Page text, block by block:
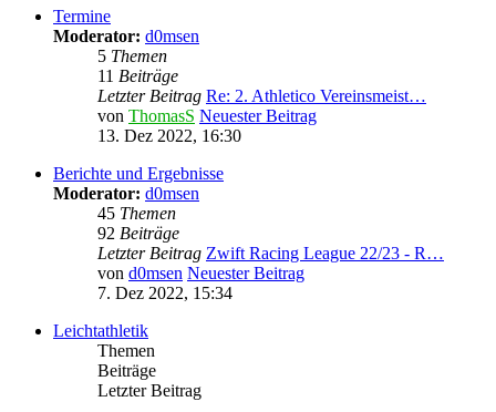
Termine
Moderator: d0msen
5 Themen
11 Beiträge
Letzter Beitrag Re: 2. Athletico Vereinsmeist…
von ThomasS Neuester Beitrag
13. Dez 2022, 16:30
Berichte und Ergebnisse
Moderator: d0msen
45 Themen
92 Beiträge
Letzter Beitrag Zwift Racing League 22/23 - R…
von d0msen Neuester Beitrag
7. Dez 2022, 15:34
Leichtathletik
Themen
Beiträge
Letzter Beitrag